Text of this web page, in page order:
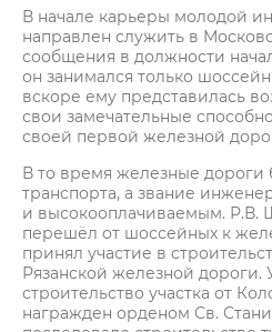
В начале карьеры молодой
направлен служить в
сообщения в должности
он занимался только
вскоре ему представилась
свои замечательные
своей первой железной
В то время железные
транспорта, а звание
и высокооплачиваемым. Р.В.
перешёл от шоссейных к
принял участие в
Рязанской железной дороги.
строительство участка от
награжден орденом Св.